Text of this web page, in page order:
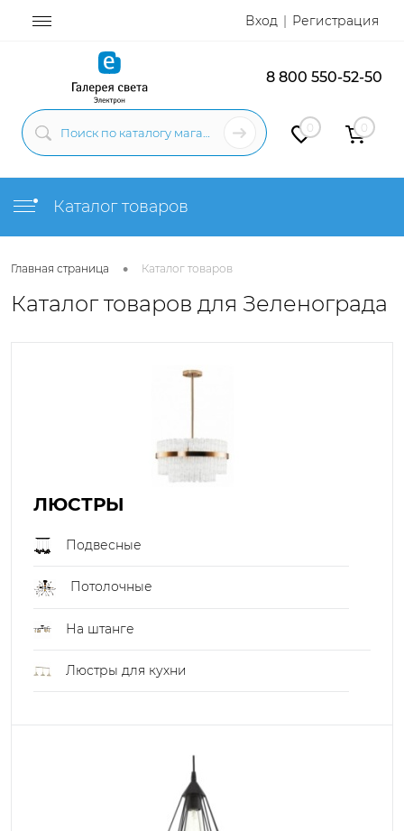
Вход Регистрация
8 800 550-52-50
0 0
Каталог товаров
Главная страница • Каталог товаров
Каталог товаров для Зеленограда
ЛЮСТРЫ
Подвесные
Потолочные
На штанге
Люстры для кухни